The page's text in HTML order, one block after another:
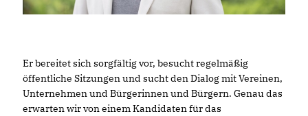
Er bereitet sich sorgfältig vor, besucht regelmäßig
öffentliche Sitzungen und sucht den Dialog mit Vereinen,
Unternehmen und Bürgerinnen und Bürgern. Genau das
erwarten wir von einem Kandidaten für das